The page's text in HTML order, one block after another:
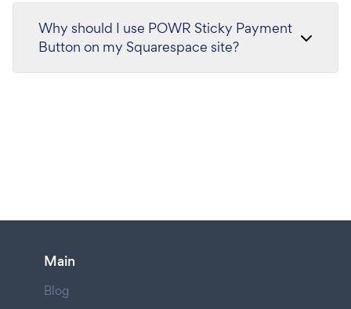
Why should I use POWR Sticky Payment
Button on my Squarespace site?
Main
Blog